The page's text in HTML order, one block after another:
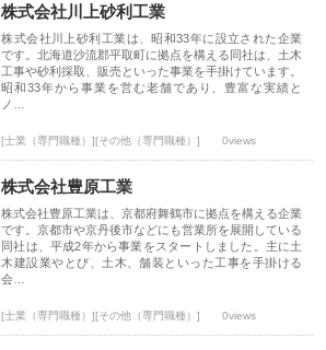
株式会社川上砂利工業
株式会社川上砂利工業は、昭和33年に設立された企業
です。北海道沙流郡平取町に拠点を構える同社は、土木
工事や砂利採取、販売といった事業を手掛けています。
昭和33年から事業を営む老舗であり、豊富な実績と
ノ…
[士業（専門職種）][その他（専門職種）] 0views
株式会社豊原工業
株式会社豊原工業は、京都府舞鶴市に拠点を構える企業
です。京都市や京丹後市などにも営業所を展開している
同社は、平成2年から事業をスタートしました。主に土
木建設業やとび、土木、舗装といった工事を手掛ける
会…
[士業（専門職種）][その他（専門職種）] 0views